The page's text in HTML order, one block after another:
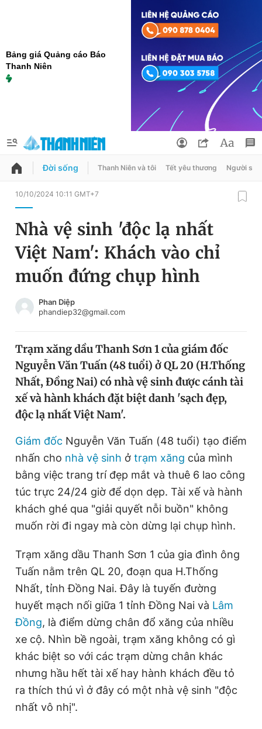
Bảng giá Quảng cáo Báo
Thanh Niên
QUẢNG CÁO ĐẶT BÁO
Chuyên mục
Chuyên mục khác
Chào ngày mới
Video Magazine
Sản phẩm khác
Tiện ích Bạn cần biết
Thông tin tòa soạn Liên hệ quảng cáo
Đọc Thanh Niên trên điện thoại
Theo dõi báo trên
Hotline
0906 645 777
Liên hệ quảng cáo
0908 780 404
Đặt báo Quảng cáo
Đổi mật khẩu
Tin đã lưu
Đăng xuất
Đời sống Thanh Niên và tôi Tết yêu thương Người
10/10/2024 10:11 GMT+7
Nhà vệ sinh 'độc lạ nhất
Việt Nam': Khách vào chỉ
muốn đứng chụp hình
Phan Diệp
phandiep32@gmail.com
Trạm xăng dầu Thanh Sơn 1 của giám đốc
Nguyễn Văn Tuấn (48 tuổi) ở QL 20 (H.Thống
Nhất, Đồng Nai) có nhà vệ sinh được cánh tài
xế và hành khách đặt biệt danh 'sạch đẹp,
độc lạ nhất Việt Nam'.
Giám đốc Nguyễn Văn Tuấn (48 tuổi) tạo điểm
nhấn cho nhà vệ sinh ở trạm xăng của mình
bằng việc trang trí đẹp mắt và thuê 6 lao công
túc trực 24/24 giờ để dọn dẹp. Tài xế và hành
khách ghé qua "giải quyết nỗi buồn" không
muốn rời đi ngay mà còn dừng lại chụp hình.
Trạm xăng dầu Thanh Sơn 1 của gia đình ông
Tuấn nằm trên QL 20, đoạn qua H.Thống
Nhất, tỉnh Đồng Nai. Đây là tuyến đường
huyết mạch nối giữa 1 tỉnh Đồng Nai và Lâm
Đồng, là điểm dừng chân đổ xăng của nhiều
xe cộ. Nhìn bề ngoài, trạm xăng không có gì
khác biệt so với các trạm dừng chân khác
nhưng hầu hết tài xế hay hành khách đều tỏ
ra thích thú vì ở đây có một nhà vệ sinh "độc
nhất vô nhị".